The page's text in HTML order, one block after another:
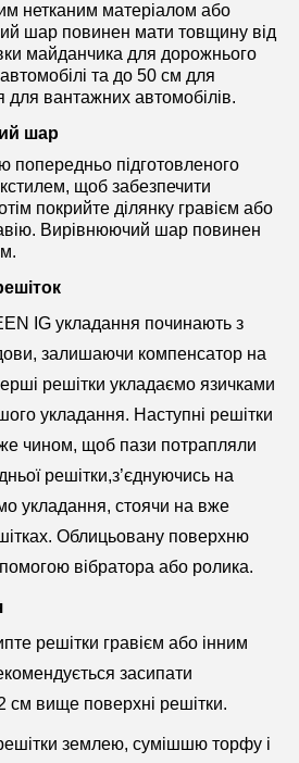
нетканим матеріалом або
шар повинен мати товщину від
майданчика для дорожнього
та до 50 см для
для вантажних автомобілів.
шар
попередньо підготовленого
щоб забезпечити
покрийте ділянку гравієм або
Вирівнюючий шар повинен
IG укладання починають з
залишаючи компенсатор на
решітки укладаємо язичками
укладання. Наступні решітки
чином, щоб пази потрапляли
решітки,з’єднуючись на
укладання, стоячи на вже
Облицьовану поверхню
вібратора або ролика.
решітки гравієм або інним
засипати
см вище поверхні решітки.
землею, сумішшю торфу і